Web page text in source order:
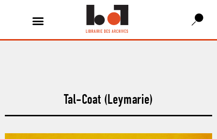
Tal-Coat (Leymarie)